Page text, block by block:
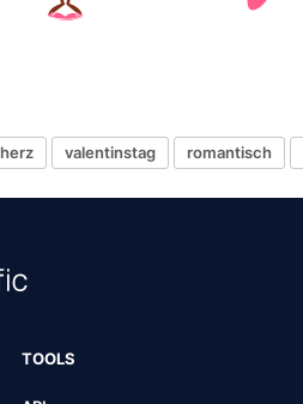
herz valentinstag romantisch
TOOLS